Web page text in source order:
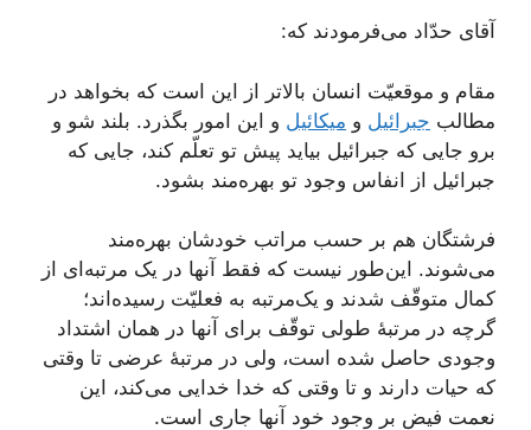
آقای حدّاد می‌فرمودند که:
مقام و موقعیّت انسان بالاتر از این است که بخواهد در
مطالب جبرائیل و میکائیل و این امور بگذرد. بلند شو و
برو جایی که جبرائیل بیاید پیش تو تعلّم کند، جایی که
جبرائیل از انفاس وجود تو بهره‌مند ‌بشود.
فرشتگان هم بر حسب مراتب خودشان بهره‌مند
می‌شوند. این‌طور نیست که فقط آنها در یک مرتبه‌ا‌ی از
کمال متوقّف شدند و یک‌مرتبه به فعلیّت رسیده‌اند؛
گرچه در مرتبۀ طولی توقّف برای آنها در همان اشتداد
وجودی حاصل شده است، ولی در مرتبۀ عرضی تا وقتی
که حیات دارند و تا وقتی که خدا خدایی می‌کند، این
نعمت فیض بر وجود خود آنها جاری است.